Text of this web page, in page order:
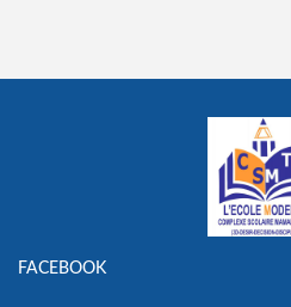
FACEBOOK